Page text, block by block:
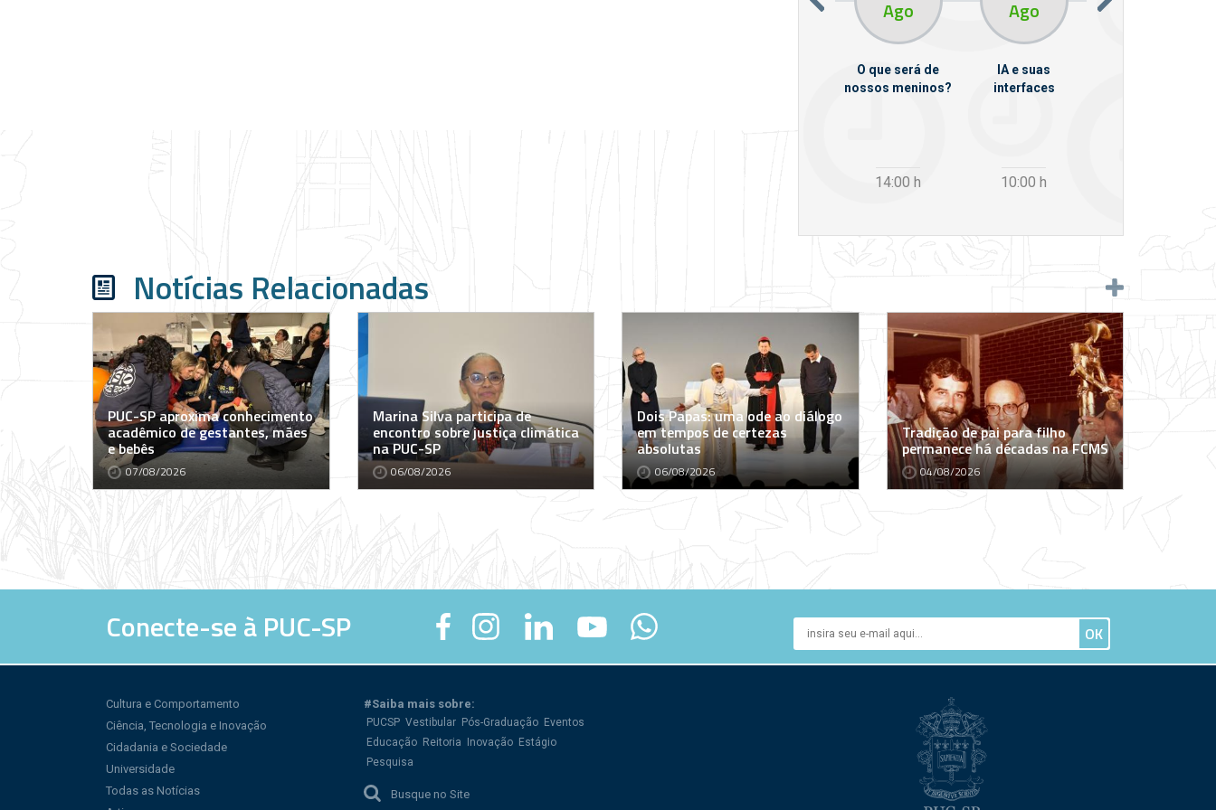
Ago
O que será de
nossos meninos?
14:00 h
Ago
IA e suas
interfaces
10:00 h
Notícias Relacionadas
PUC-SP aproxima conhecimento
acadêmico de gestantes, mães
e bebês
07/08/2026
Marina Silva participa de
encontro sobre justiça climática
na PUC-SP
06/08/2026
Dois Papas: uma ode ao diálogo
em tempos de certezas
absolutas
06/08/2026
Tradição de pai para filho
permanece há décadas na FCMS
04/08/2026
Conecte-se à PUC-SP
Cultura e Comportamento
Ciência, Tecnologia e Inovação
Cidadania e Sociedade
Universidade
Todas as Notícias
#Saiba mais sobre:
PUCSP Vestibular Pós-Graduação Eventos
Educação Reitoria Inovação Estágio
Pesquisa
Busque no Site